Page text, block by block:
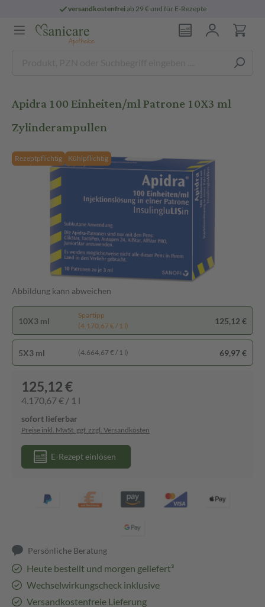
versandkostenfreiab 29 € und für E-Rezepte
Apidra 100 Einheiten/ml Patrone 10X3 ml
Zylinderampullen
Rezeptpflichtig Kühlpflichtig
Abbildung kann abweichen
10X3 ml
Spartipp
(4.170,67 € / 1 l)
125,12 €
5X3 ml (4.664,67 € / 1 l) 69,97 €
125,12 €
4.170,67 € / 1 l
sofort lieferbar
Preise inkl. MwSt. ggf. zzgl. Versandkosten
E-Rezept einlösen
Persönliche Beratung
Heute bestellt und morgen geliefert³
Wechselwirkungscheck inklusive
Versandkostenfreie Lieferung